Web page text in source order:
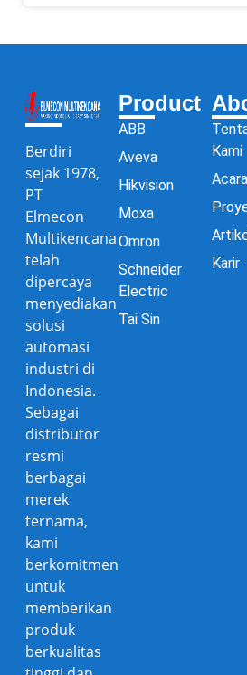
Berdiri
sejak 1978,
PT
Elmecon
Multikencana
telah
dipercaya
menyediakan
solusi
automasi
industri di
Indonesia.
Sebagai
distributor
resmi
berbagai
merek
ternama,
kami
berkomitmen
untuk
memberikan
produk
berkualitas
Product
ABB
Aveva
Hikvision
Moxa
Omron
Schneider
Electric
Tai Sin
Kami
Acara
Karir